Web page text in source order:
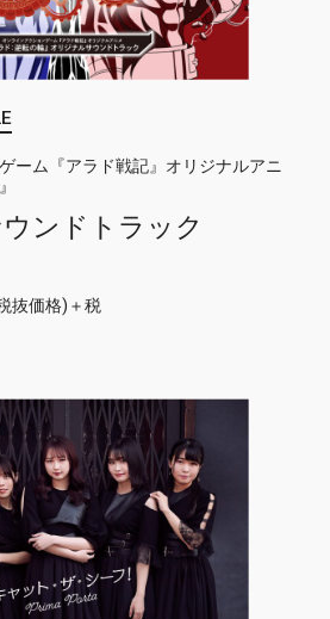
ーム『アラド戦記』オリジナルアニ
ンドトラック
抜価格)＋税